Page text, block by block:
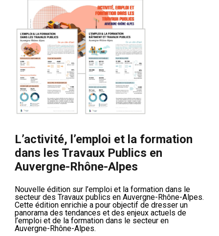
L’activité, l’emploi et la formation
dans les Travaux Publics en
Auvergne-Rhône-Alpes
Nouvelle édition sur l’emploi et la formation dans le
secteur des Travaux publics en Auvergne-Rhône-Alpes.
Cette édition enrichie a pour objectif de dresser un
panorama des tendances et des enjeux actuels de
l’emploi et de la formation dans le secteur en
Auvergne-Rhône-Alpes.